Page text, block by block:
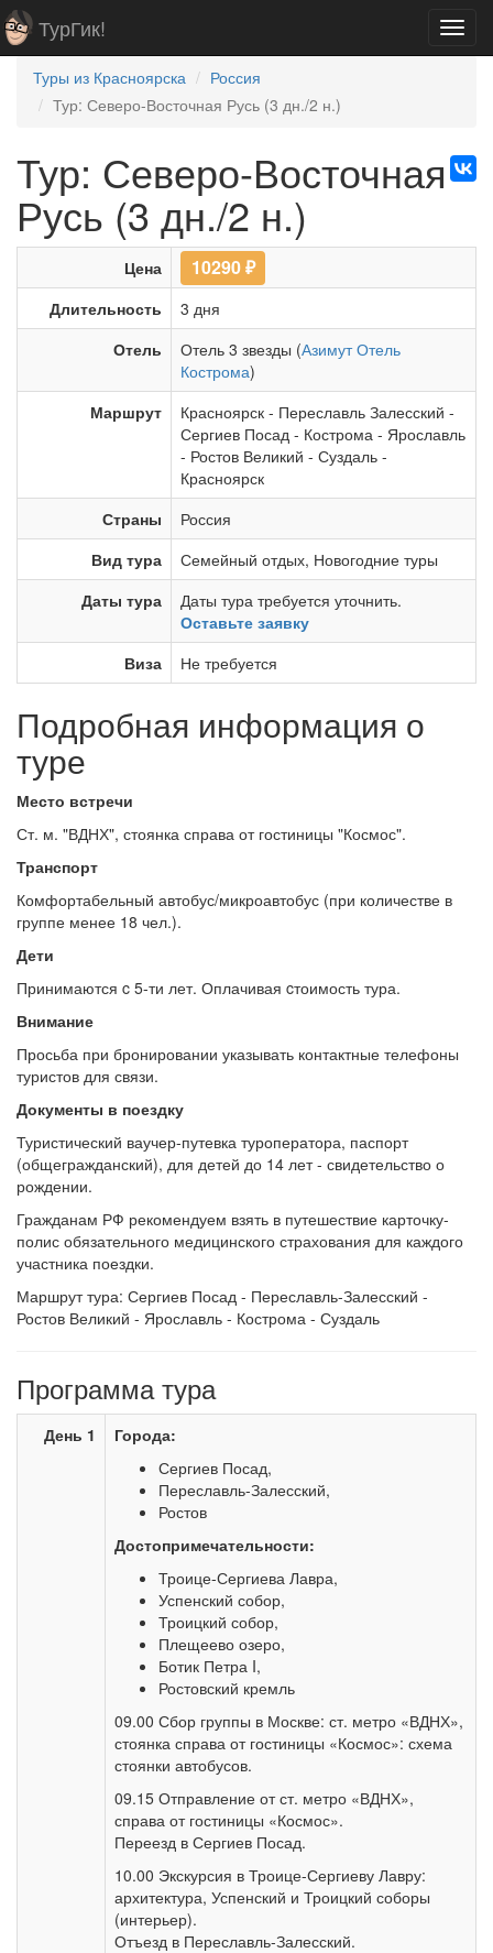
ТурГик!
Туры из Красноярска
Россия
Тур: Северо-Восточная Русь (3 дн./2 н.)
Тур: Северо-Восточная
Русь (3 дн./2 н.)
Цена 10290₽
Длительность
3 дня
Отель
Отель 3 звезды (Азимут Отель
Кострома)
Маршрут
Красноярск - Переславль Залесский -
Сергиев Посад - Кострома - Ярославль
- Ростов Великий - Суздаль -
Красноярск
Страны
Россия
Вид тура
Семейный отдых, Новогодние туры
Даты тура
Даты тура требуется уточнить.
Оставьте заявку
Виза
Не требуется
Подробная информация о
туре
Место встречи
Ст. м. "ВДНХ", стоянка справа от гостиницы "Космос".
Транспорт
Комфортабельный автобус/микроавтобус (при количестве в
группе менее 18 чел.).
Дети
Принимаются c 5-ти лет. Оплачивая cтоимость тура.
Внимание
Просьба при бронировании указывать контактные телефоны
туристов для связи.
Документы в поездку
Туристический ваучер-путевка туроператора, паспорт
(общегражданский), для детей до 14 лет - свидетельство о
рождении.
Гражданам РФ рекомендуем взять в путешествие карточку-
полис обязательного медицинского страхования для каждого
участника поездки.
Маршрут тура: Сергиев Посад - Переславль-Залесский -
Ростов Великий - Ярославль - Кострома - Суздаль
Программа тура
День 1
Города:
Сергиев Посад,
Переславль-Залесский,
Ростов
Достопримечательности:
Троице-Сергиева Лавра,
Успенский собор,
Троицкий собор,
Плещеево озеро,
Ботик Петра I,
Ростовский кремль
09.00 Сбор группы в Москве: ст. метро «ВДНХ»,
стоянка справа от гостиницы «Космос»: схема
стоянки автобусов.
09.15 Отправление от ст. метро «ВДНХ»,
справа от гостиницы «Космос».
Переезд в Сергиев Посад.
10.00 Экскурсия в Троице-Сергиеву Лавру:
архитектура, Успенский и Троицкий соборы
(интерьер).
Отъезд в Переславль-Залесский.